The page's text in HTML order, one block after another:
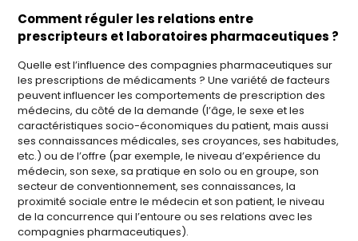
Comment réguler les relations entre
prescripteurs et laboratoires pharmaceutiques ?
Quelle est l’influence des compagnies pharmaceutiques sur
les prescriptions de médicaments ? Une variété de facteurs
peuvent influencer les comportements de prescription des
médecins, du côté de la demande (l’âge, le sexe et les
caractéristiques socio-économiques du patient, mais aussi
ses connaissances médicales, ses croyances, ses habitudes,
etc.) ou de l’offre (par exemple, le niveau d’expérience du
médecin, son sexe, sa pratique en solo ou en groupe, son
secteur de conventionnement, ses connaissances, la
proximité sociale entre le médecin et son patient, le niveau
de la concurrence qui l’entoure ou ses relations avec les
compagnies pharmaceutiques).